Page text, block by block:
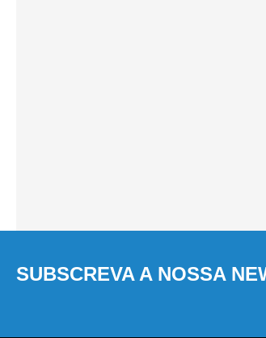
SUBSCREVA A NOSSA